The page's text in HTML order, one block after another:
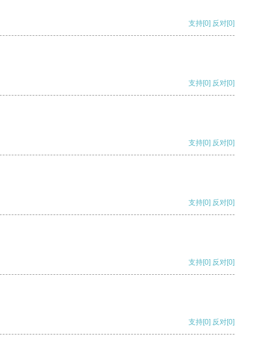
支持[0] 反对[0]
支持[0] 反对[0]
支持[0] 反对[0]
支持[0] 反对[0]
支持[0] 反对[0]
支持[0] 反对[0]